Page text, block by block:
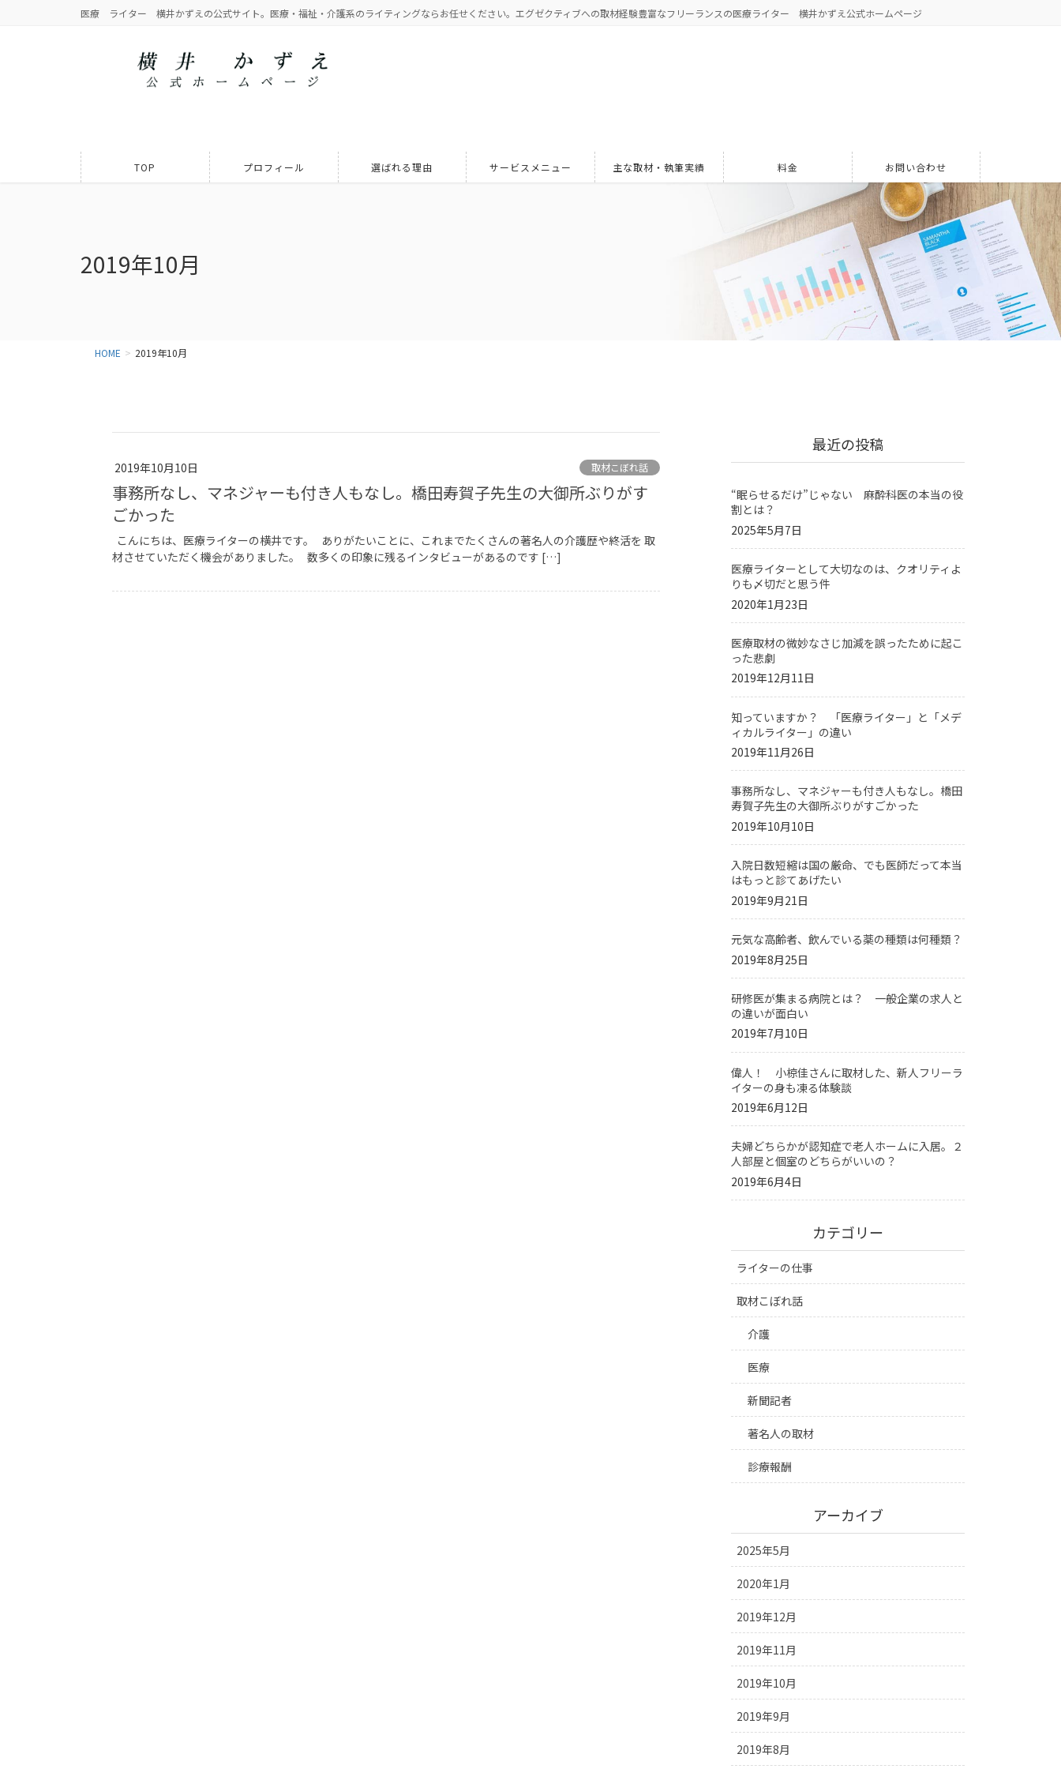
医療 ライター 横井かずえの公式サイト。医療・福祉・介護系のライティングならお任せください。エグゼクティブへの取材経験豊富なフリーランスの医療ライター 横井かずえ公式ホームページ
TOP プロフィール 選ばれる理由 サービスメニュー 主な取材・執筆実績 料金 お問い合わせ
2019年10月
HOME 2019年10月
2019年10月10日 取材こぼれ話
事務所なし、マネジャーも付き人もなし。橋田寿賀子先生の大御所ぶりがす
ごかった
こんにちは、医療ライターの横井です。 ありがたいことに、これまでたくさんの著名人の介護歴や終活を 取
材させていただく機会がありました。 数多くの印象に残るインタビューがあるのです […]
最近の投稿
“眠らせるだけ”じゃない 麻酔科医の本当の役
割とは？
2025年5月7日
医療ライターとして大切なのは、クオリティよ
りも〆切だと思う件
2020年1月23日
医療取材の微妙なさじ加減を誤ったために起こ
った悲劇
2019年12月11日
知っていますか？ 「医療ライター」と「メデ
ィカルライター」の違い
2019年11月26日
事務所なし、マネジャーも付き人もなし。橋田
寿賀子先生の大御所ぶりがすごかった
2019年10月10日
入院日数短縮は国の厳命、でも医師だって本当
はもっと診てあげたい
2019年9月21日
元気な高齢者、飲んでいる薬の種類は何種類？
2019年8月25日
研修医が集まる病院とは？ 一般企業の求人と
の違いが面白い
2019年7月10日
偉人！ 小椋佳さんに取材した、新人フリーラ
イターの身も凍る体験談
2019年6月12日
夫婦どちらかが認知症で老人ホームに入居。２
人部屋と個室のどちらがいいの？
2019年6月4日
カテゴリー
ライターの仕事
取材こぼれ話
介護
医療
新聞記者
著名人の取材
診療報酬
アーカイブ
2025年5月
2020年1月
2019年12月
2019年11月
2019年10月
2019年9月
2019年8月